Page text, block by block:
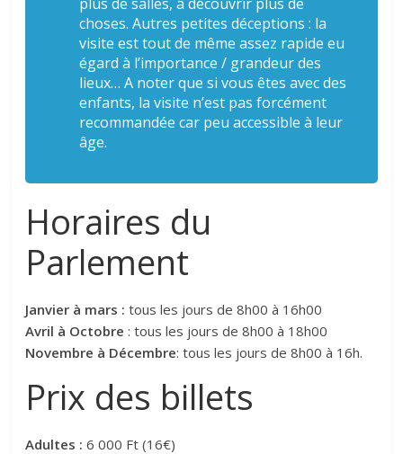
choses. Autres petites déceptions : la
visite est tout de même assez rapide eu
égard à l’importance / grandeur des
lieux… A noter que si vous êtes avec des
enfants, la visite n’est pas forcément
recommandée car peu accessible à leur
âge.
Horaires du
Parlement
Janvier à mars : tous les jours de 8h00 à 16h00
Avril à Octobre : tous les jours de 8h00 à 18h00
Novembre à Décembre: tous les jours de 8h00 à 16h.
Prix des billets
Adultes : 6 000 Ft (16€)